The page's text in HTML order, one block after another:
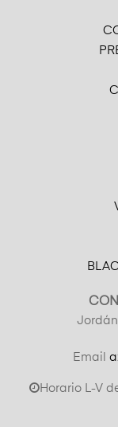
Email
Horario L-V